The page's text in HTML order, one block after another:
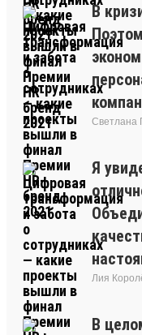
В
Светлана
Я
Лия
В